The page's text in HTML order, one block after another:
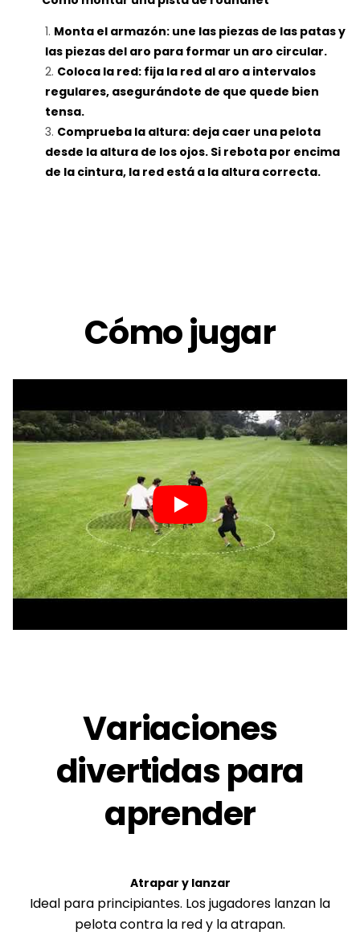
Monta el armazón: une las piezas de las patas y
las piezas del aro para formar un aro circular.
Coloca la red: fija la red al aro a intervalos
regulares, asegurándote de que quede bien
tensa.
Comprueba la altura: deja caer una pelota
desde la altura de los ojos. Si rebota por encima
de la cintura, la red está a la altura correcta.
Cómo jugar
Variaciones
divertidas para
aprender
Atrapar y lanzar
Ideal para principiantes. Los jugadores lanzan la
pelota contra la red y la atrapan.